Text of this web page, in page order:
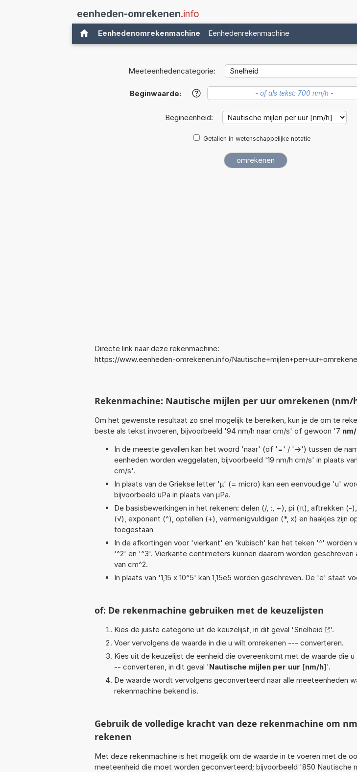
eenheden-omrekenen.info
Eenhedenomrekenmachine Eenhedenrekenmachine
Meeteenhedencategorie:
Beginwaarde: ?
Begineenheid:
Getallen in wetenschappelijke notatie
Directe link naar deze rekenmachine:
https://www.eenheden-omrekenen.info/
Rekenmachine: Nautische mijlen per uur omrekenen (nm/
Om het gewenste resultaat zo snel mogelijk te bereiken, kun je de om te
beste als tekst invoeren, bijvoorbeeld '94 nm/h naar cm/s' of gewoon '7
In de meeste gevallen kan het woord 'naar' (of '=' / '->') tussen de
eenheden worden weggelaten, bijvoorbeeld '19 nm/h cm/s' in plaats
cm/s'.
In plaats van de Griekse letter 'µ' (= micro) kan een eenvoudige 'u'
bijvoorbeeld uPa in plaats van µPa.
De basisbewerkingen in het rekenen: delen (/, :, ÷), pi (π), aftrekken (-
(√), exponent (^), optellen (+), vermenigvuldigen (*, x) en haakjes zijn
toegestaan
In de afkortingen voor 'vierkant' en 'kubisch' kan het teken '^' worden
'^2' en '^3'. Vierkante centimeters kunnen daarom worden geschreven
van cm^2.
In plaats van '1,15 x 10^5' kan 1,15e5 worden geschreven. De 'e' staat
of: De rekenmachine gebruiken met de keuzelijsten
Kies de juiste categorie uit de keuzelijst, in dit geval 'Snelheid
'.
Voer vervolgens de waarde in die u wilt omrekenen --- converteren.
Kies uit de keuzelijst de eenheid die overeenkomt met de waarde die
-- converteren, in dit geval 'Nautische mijlen per uur [nm/h]'.
De waarde wordt vervolgens geconverteerd naar alle meeteenheden
rekenmachine bekend is.
Gebruik de volledige kracht van deze rekenmachine om
rekenen
Met deze rekenmachine is het mogelijk om de waarde in te voeren met de
meeteenheid die moet worden geconverteerd; bijvoorbeeld '850 Nautische